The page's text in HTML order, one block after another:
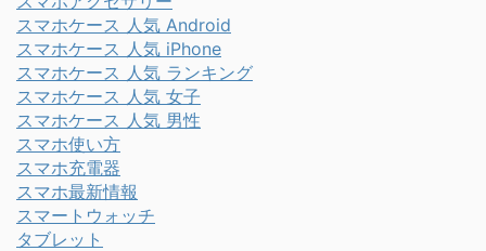
スマホケース 人気 Android
スマホケース 人気 iPhone
スマホケース 人気 ランキング
スマホケース 人気 女子
スマホケース 人気 男性
スマホ使い方
スマホ充電器
スマホ最新情報
スマートウォッチ
タブレット